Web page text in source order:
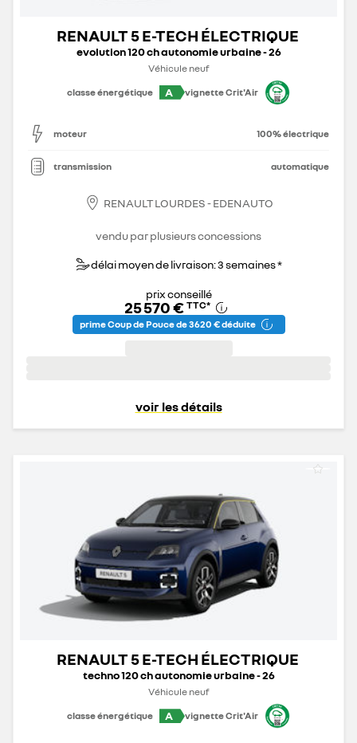
RENAULT 5 E-TECH ÉLECTRIQUE
evolution 120 ch autonomie urbaine - 26
Véhicule neuf
classe énergétique
A vignette Crit'Air
moteur 100% électrique
transmission automatique
RENAULT LOURDES - EDENAUTO
vendu par plusieurs concessions
délai moyen de livraison: 3 semaines *
prix conseillé
25 570 € TTC*
prime Coup de Pouce de 3 620 € déduite
voir les détails
RENAULT 5 E-TECH ÉLECTRIQUE
techno 120 ch autonomie urbaine - 26
Véhicule neuf
classe énergétique
A vignette Crit'Air